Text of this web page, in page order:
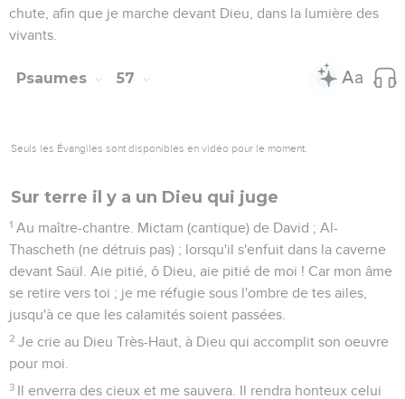
chute, afin que je marche devant Dieu, dans la lumière des
vivants.
Psaumes 57
Seuls les Évangiles sont disponibles en vidéo pour le moment.
Sur terre il y a un Dieu qui juge
1 Au maître-chantre. Mictam (cantique) de David ; Al-
Thascheth (ne détruis pas) ; lorsqu'il s'enfuit dans la caverne
devant Saül. Aie pitié, ô Dieu, aie pitié de moi ! Car mon âme
se retire vers toi ; je me réfugie sous l'ombre de tes ailes,
jusqu'à ce que les calamités soient passées.
2 Je crie au Dieu Très-Haut, à Dieu qui accomplit son oeuvre
pour moi.
3 Il enverra des cieux et me sauvera. Il rendra honteux celui